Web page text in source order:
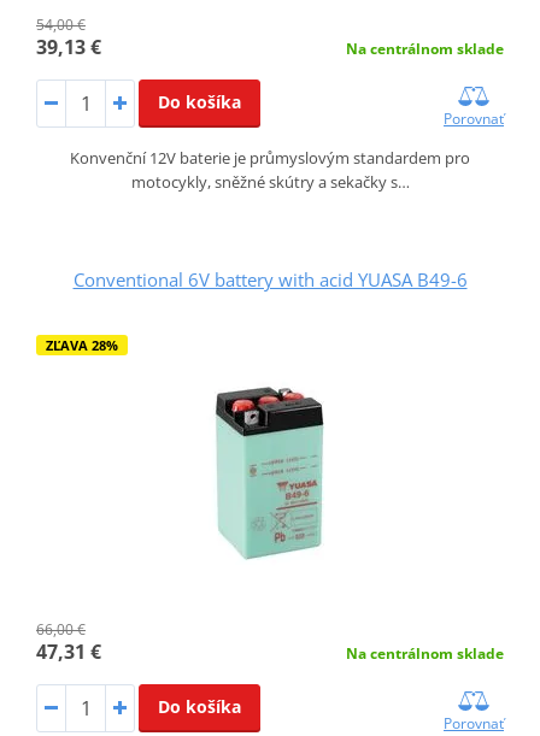
54,00 €
39,13 € Na centrálnom sklade
Do košíka
Porovnať
Konvenční 12V baterie je průmyslovým standardem pro
motocykly, sněžné skútry a sekačky s…
Conventional 6V battery with acid YUASA B49-6
ZĽAVA 28%
66,00 €
47,31 € Na centrálnom sklade
Do košíka
Porovnať